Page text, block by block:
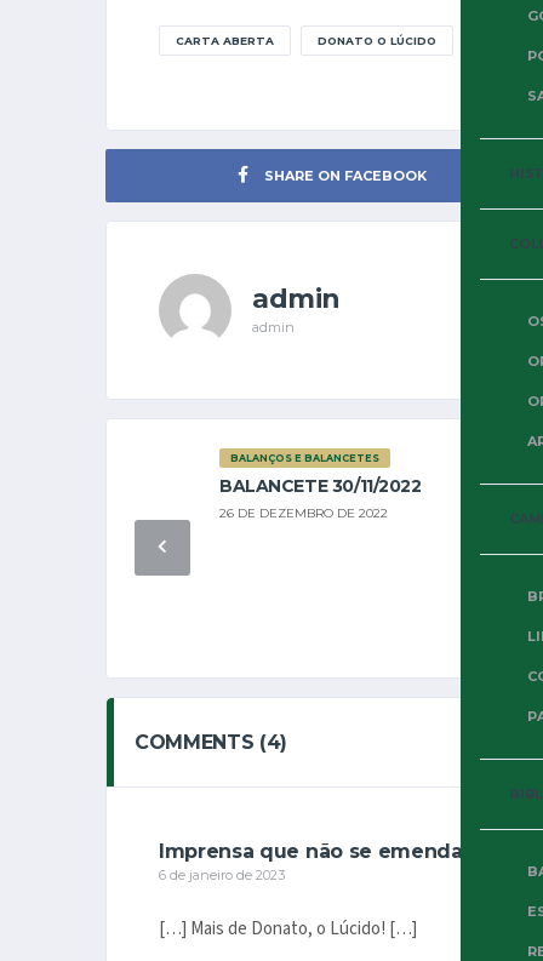
CARTA ABERTA DONATO O LÚCIDO
SHARE ON FACEBOOK
admin
admin
BALANÇOS E BALANCETES
BALANCETE 30/11/2022
26 DE DEZEMBRO DE 2022
COMMENTS (4)
Imprensa que não se emenda – 3VV
6 de janeiro de 2023
[…] Mais de Donato, o Lúcido! […]